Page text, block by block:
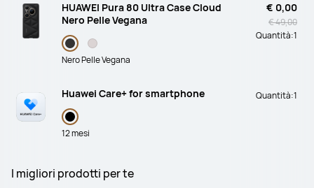
HUAWEI Pura 80 Ultra Case Cloud
Nero Pelle Vegana
Nero Pelle Vegana
€ 0,00
€ 49,00
Quantità:1
Huawei Care+ for smartphone
12 mesi
Quantità:1
I migliori prodotti per te